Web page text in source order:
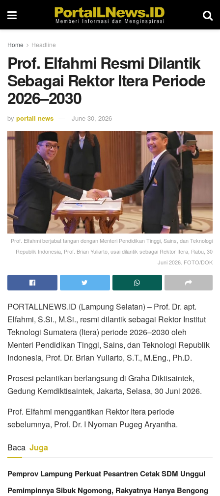
Home Headline
Prof. Elfahmi Resmi Dilantik
Sebagai Rektor Itera Periode
2026–2030
by portall news June 30, 2026
Prof. Elfahmi berjabat tangan dengan Menteri Pendidikan Tinggi, Sains, dan Teknologi
Republik Indonesia, Prof. Brian Yuliarto, usai dilantik sebagai Rektor Itera, Rabu, 30
Juni 2026. FOTO/DOK
PORTALLNEWS.ID (Lampung Selatan) – Prof. Dr. apt.
Elfahmi, S.Si., M.Si., resmi dilantik sebagai Rektor Institut
Teknologi Sumatera (Itera) periode 2026–2030 oleh
Menteri Pendidikan Tinggi, Sains, dan Teknologi Republik
Indonesia, Prof. Dr. Brian Yuliarto, S.T., M.Eng., Ph.D.
Prosesi pelantikan berlangsung di Graha Diktisaintek,
Gedung Kemdiktisaintek, Jakarta, Selasa, 30 Juni 2026.
Prof. Elfahmi menggantikan Rektor Itera periode
sebelumnya, Prof. Dr. I Nyoman Pugeg Aryantha.
Baca Juga
Pemprov Lampung Perkuat Pesantren Cetak SDM Unggul
Pemimpinnya Sibuk Ngomong, Rakyatnya Hanya Bengong